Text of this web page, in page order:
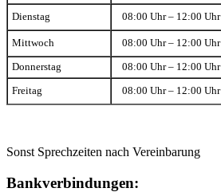
Dienstag 08:00 Uhr – 12:00 Uhr
Mittwoch 08:00 Uhr – 12:00 Uhr
Donnerstag 08:00 Uhr – 12:00 Uhr
Freitag 08:00 Uhr – 12:00 Uhr
Sonst Sprechzeiten nach Vereinbarung
Bankverbindungen: